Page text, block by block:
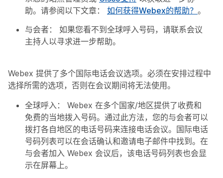
助。请参阅以下文章： 如何获得Webex的帮助？ 。
与会者：
如果您看不到全球呼入号码，请联系会议
主持人以寻求进一步帮助。
Webex 提供了多个国际电话会议选项。必须在安排过程中
选择所需的选项，否则在会议期间将无法使用。
全球呼入：
Webex 在多个国家/地区提供了收费和
免费的当地拨入号码。通过此方法，您的与会者可以
拨打各自地区的电话号码来连接电话会议。国际电话
号码列表可以在会话确认和邀请电子邮件中找到。在
与会者加入 Webex 会议后，该电话号码列表也会显
示在屏幕上。